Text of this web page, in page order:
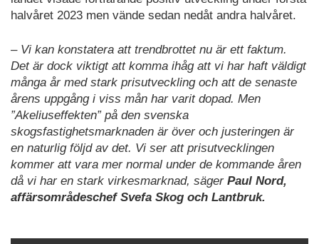
halvåret 2023 men vände sedan nedåt andra halvåret.
– Vi kan konstatera att trendbrottet nu är ett faktum.
Det är dock viktigt att komma ihåg att vi har haft väldigt
många år med stark prisutveckling och att de senaste
årens uppgång i viss mån har varit dopad. Men
”Akeliuseffekten” på den svenska
skogsfastighetsmarknaden är över och justeringen är
en naturlig följd av det. Vi ser att prisutvecklingen
kommer att vara mer normal under de kommande åren
då vi har en stark virkesmarknad, säger Paul Nord,
affärsområdeschef Svefa Skog och Lantbruk.